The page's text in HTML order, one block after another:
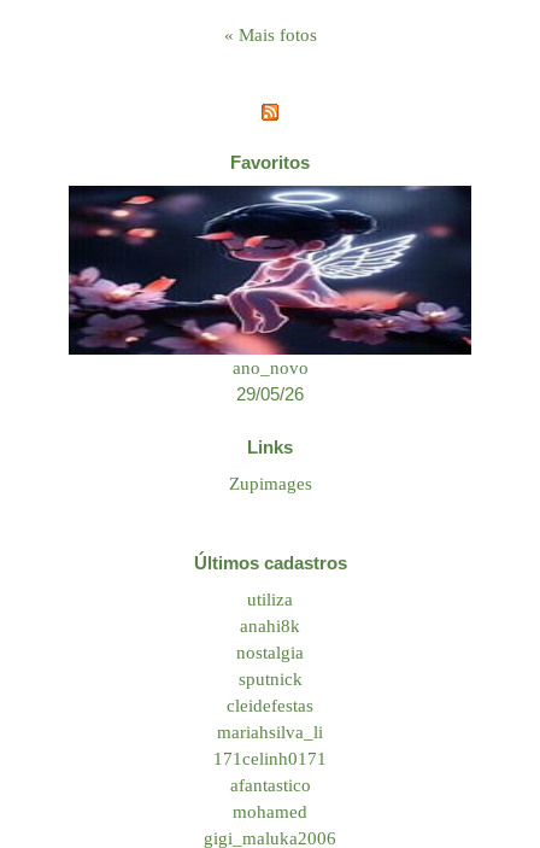
« Mais fotos
Favoritos
ano_novo
29/05/26
Links
Zupimages
Últimos cadastros
utiliza
anahi8k
nostalgia
sputnick
cleidefestas
mariahsilva_li
171celinh0171
afantastico
mohamed
gigi_maluka2006